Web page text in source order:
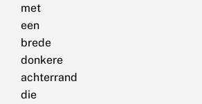
met
een
brede
donkere
achterrand
die